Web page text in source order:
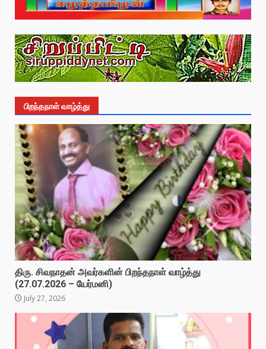
பிறந்தநாள் வாழ்த்து
திரு. சிவநாதன் அவர்களின் பிறந்தநாள் வாழ்த்து
(27.07.2026 – யேர்மனி)
July 27, 2026